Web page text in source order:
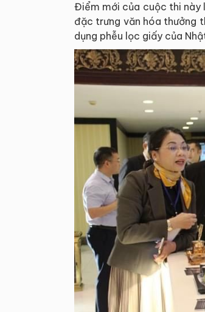
Điểm mới của cuộc thi này
đặc trưng văn hóa thưởng
dụng phễu lọc giấy của